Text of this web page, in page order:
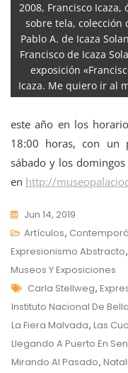
2008, Francisco Icaza,
sobre tela, colección
Pablo A. de Icaza
Francisco de Icaza
exposición
Icaza. Me quiero ir al
este año en los
18:00 horas, con un
sábado y los
en http://
Jun 14, 2019
Artículos,
Expresionismo Abstracto,
Museos Y Exposiciones
Tags
Carla Stellweg,
Instituto Nacional De
La Fiera Malvada, Las
Llegando A Puerto En
Mirando Al Pasado,